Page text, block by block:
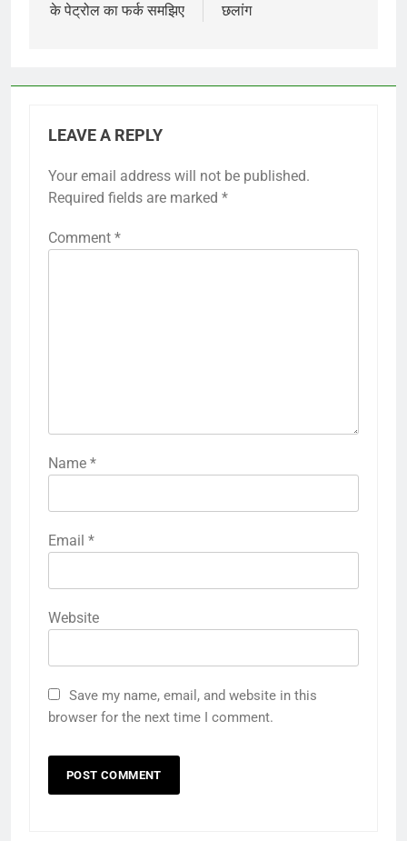
के पेट्रोल का फर्क समझिए
छलांग
LEAVE A REPLY
Your email address will not be published.
Required fields are marked *
Comment *
Name *
Email *
Website
Save my name, email, and website in this
browser for the next time I comment.